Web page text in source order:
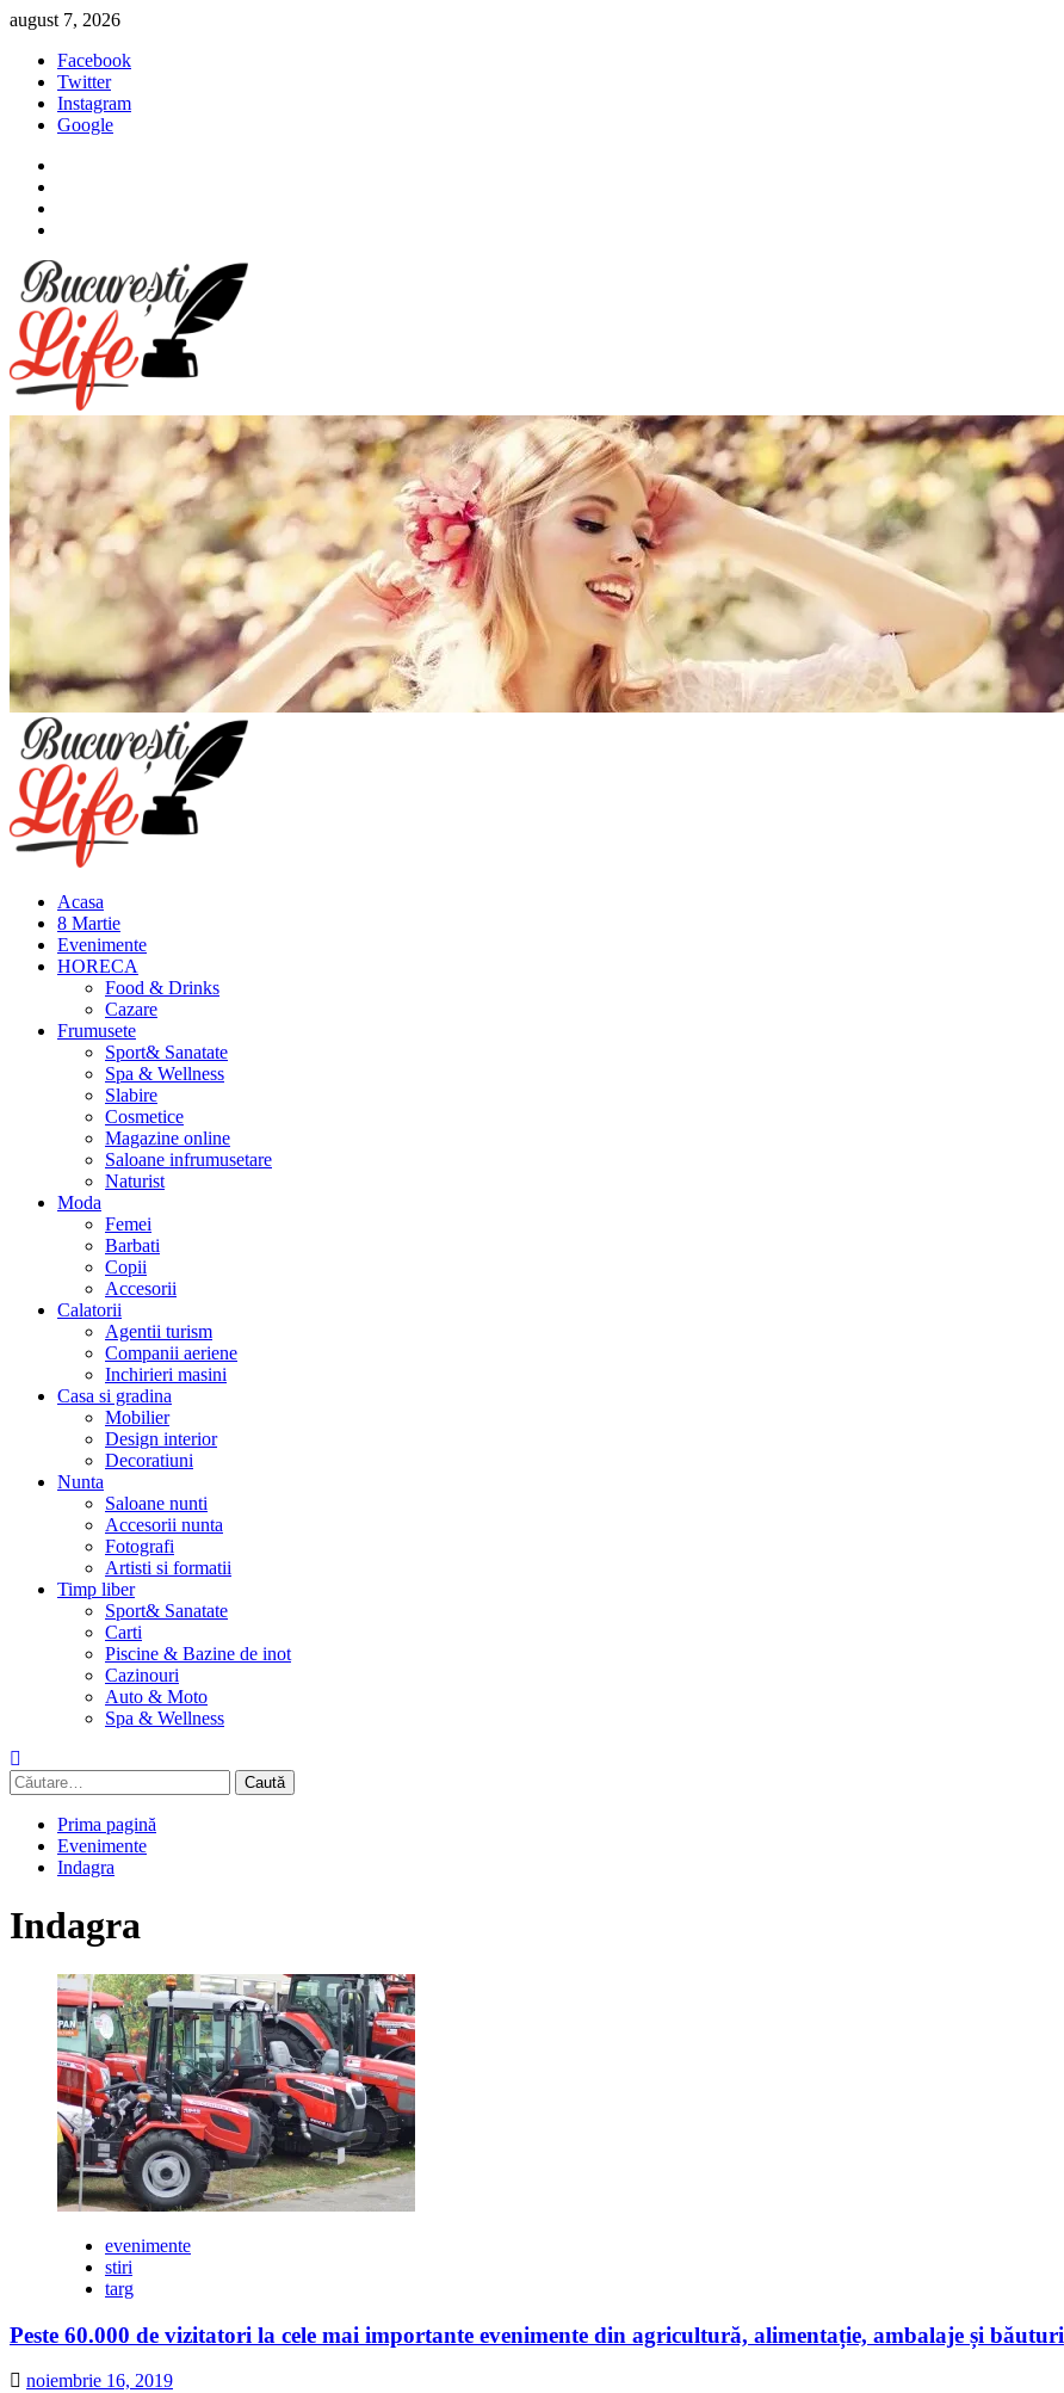
Sari
conținut
august 7, 2026
Facebook
Twitter
Instagram
Google
Meniu
principal
Acasa
8 Martie
Evenimente
HORECA
Food & Drinks
Cazare
Frumusete
Sport& Sanatate
Spa & Wellness
Slabire
Cosmetice
Magazine online
Saloane infrumusetare
Naturist
Moda
Femei
Barbati
Copii
Accesorii
Calatorii
Agentii turism
Companii aeriene
Inchirieri masini
Casa si gradina
Mobilier
Design interior
Decoratiuni
Nunta
Saloane nunti
Accesorii nunta
Fotografi
Artisti si formatii
Timp liber
Sport& Sanatate
Carti
Piscine & Bazine de inot
Cazinouri
Auto & Moto
Spa & Wellness
Caută
după:
Prima pagină
Evenimente
Indagra
Indagra
evenimente
stiri
targ
Peste 60.000 de vizitatori la cele mai importante evenimente din agricultură, alimentație, ambalaje și băuturi
noiembrie 16, 2019